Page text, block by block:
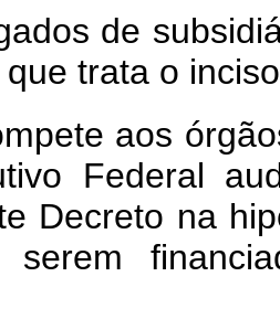
de
trata o
aos
Federal
Decreto na
serem